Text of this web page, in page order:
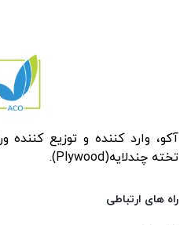
تخته چندلایه(Plywood).
راه های ارتباطی